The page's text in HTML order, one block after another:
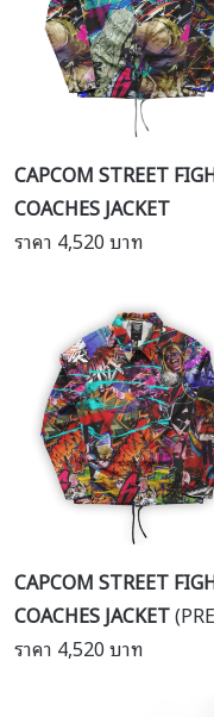
CAPCOM STREET
COACHES JACKET
ราคา 4,520 บาท
CAPCOM STREET
COACHES JACKET
ราคา 4,520 บาท